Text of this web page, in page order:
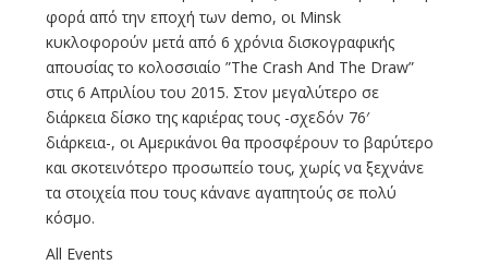
φορά από την εποχή των demo, οι Minsk
κυκλοφορούν μετά από 6 χρόνια δισκογραφικής
απουσίας το κολοσσιαίο ”The Crash And The Draw”
στις 6 Απριλίου του 2015. Στον μεγαλύτερο σε
διάρκεια δίσκο της καριέρας τους -σχεδόν 76′
διάρκεια-, οι Αμερικάνοι θα προσφέρουν το βαρύτερο
και σκοτεινότερο προσωπείο τους, χωρίς να ξεχνάνε
τα στοιχεία που τους κάνανε αγαπητούς σε πολύ
κόσμο.
All Events